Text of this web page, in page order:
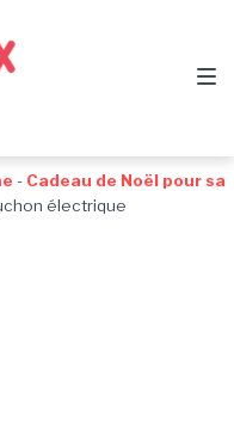
- Cadeau de Noël pour sa
électrique